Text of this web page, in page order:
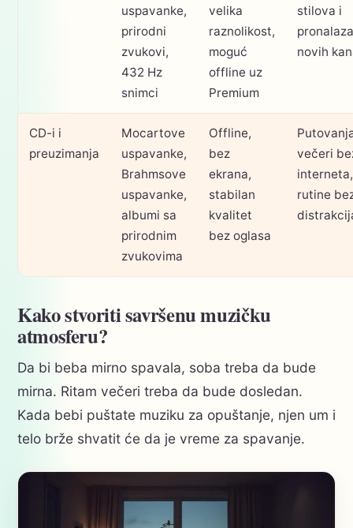
uspavanke,
prirodni
zvukovi,
432 Hz
snimci
velika
raznolikost,
moguć
offline uz
Premium
stilova i
novih
CD-i i
preuzimanja
Mocartove
uspavanke,
Brahmsove
uspavanke,
albumi sa
prirodnim
zvukovima
Offline,
bez
ekrana,
stabilan
kvalitet
bez oglasa
večeri
interneta,
rutine
Kako stvoriti savršenu muzičku
atmosferu?
Da bi beba mirno spavala, soba treba da bude
mirna. Ritam večeri treba da bude dosledan.
Kada bebi puštate muziku za opuštanje, njen um i
telo brže shvatit će da je vreme za spavanje.